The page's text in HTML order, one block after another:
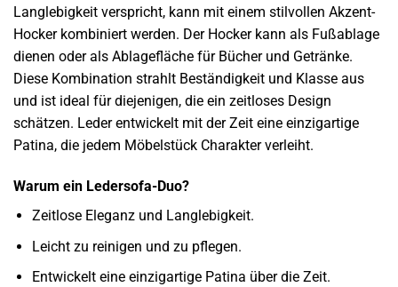
Langlebigkeit verspricht, kann mit einem stilvollen Akzent-
Hocker kombiniert werden. Der Hocker kann als Fußablage
dienen oder als Ablagefläche für Bücher und Getränke.
Diese Kombination strahlt Beständigkeit und Klasse aus
und ist ideal für diejenigen, die ein zeitloses Design
schätzen. Leder entwickelt mit der Zeit eine einzigartige
Patina, die jedem Möbelstück Charakter verleiht.
Warum ein Ledersofa-Duo?
Zeitlose Eleganz und Langlebigkeit.
Leicht zu reinigen und zu pflegen.
Entwickelt eine einzigartige Patina über die Zeit.